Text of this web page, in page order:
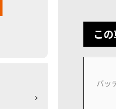
こ
バッ